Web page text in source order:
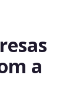
a